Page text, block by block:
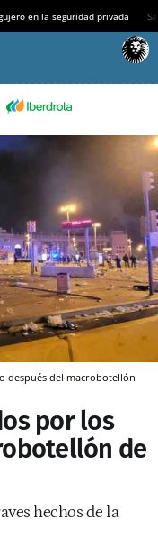
en la seguridad privada
después del macrobotellón
por los
de
hechos de la